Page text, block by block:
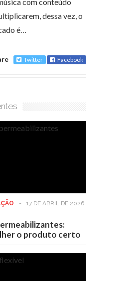
dessa vez, o
é…
Twitter Facebook
- 17 DE ABRIL DE 2026
o produto certo